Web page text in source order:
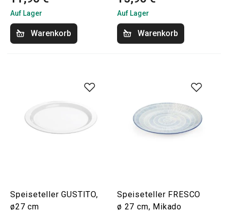
Auf Lager
Warenkorb
Auf Lager
Warenkorb
Speiseteller GUSTITO,
ø27 cm
Speiseteller FRESCO
ø 27 cm, Mikado